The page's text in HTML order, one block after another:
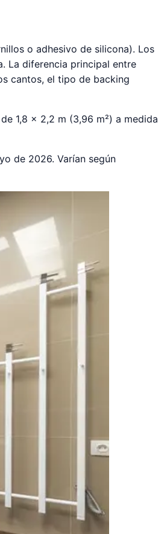
o adhesivo de silicona). Los
La diferencia principal entre
cantos, el tipo de backing
1,8 × 2,2 m (3,96 m²) a medida
de 2026. Varían según